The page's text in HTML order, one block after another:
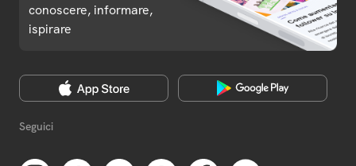
conoscere, informare,
ispirare
Seguici